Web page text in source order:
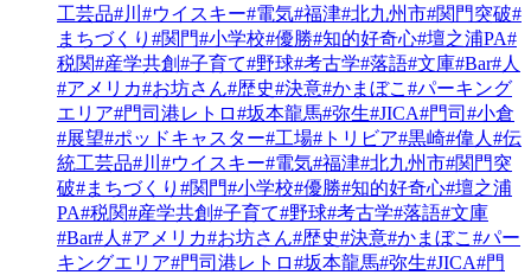
工芸品#川 #ウイスキー#電気#福津#北九州市#関門突破#
まちづくり #関門#小学校#優勝#知的好奇心#壇之浦PA#
税関#産学共創#子育て#野球#考古学#落語#文庫#Bar#人
#アメリカ#お坊さん#歴史#決意#かまぼこ #パーキング
エリア#門司港レトロ#坂本龍馬#弥生#JICA#門司 #小倉
#展望#ポッドキャスター#工場#トリビア#黒崎#偉人 #伝
統工芸品#川 #ウイスキー#電気#福津#北九州市#関門突
破#まちづくり #関門#小学校#優勝#知的好奇心#壇之浦
PA#税関#産学共創#子育て#野球#考古学#落語#文庫
#Bar#人 #アメリカ#お坊さん#歴史#決意#かまぼこ #パー
キングエリア#門司港レトロ#坂本龍馬#弥生#JICA#門